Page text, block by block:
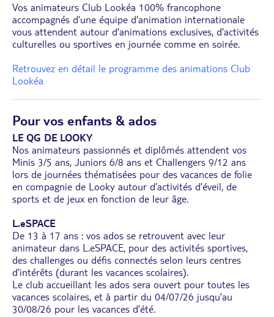
Vos animateurs Club Lookéa 100% francophone
accompagnés d’une équipe d’animation internationale
vous attendent autour d’animations exclusives, d’activités
culturelles ou sportives en journée comme en soirée.
Retrouvez en détail le programme des animations Club
Lookéa
Pour vos enfants & ados
LE QG DE LOOKY
Nos animateurs passionnés et diplômés attendent vos
Minis 3/5 ans, Juniors 6/8 ans et Challengers 9/12 ans
lors de journées thématisées pour des vacances de folie
en compagnie de Looky autour d’activités d’éveil, de
sports et de jeux en fonction de leur âge.
L.eSPACE
De 13 à 17 ans : vos ados se retrouvent avec leur
animateur dans L.eSPACE, pour des activités sportives,
des challenges ou défis connectés selon leurs centres
d’intérêts (durant les vacances scolaires).
Le club accueillant les ados sera ouvert pour toutes les
vacances scolaires, et à partir du 04/07/26 jusqu’au
30/08/26 pour les vacances d’été.